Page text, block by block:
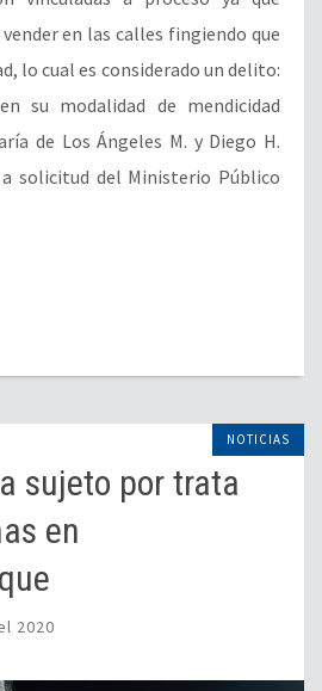
en las calles fingiendo que
lo cual es considerado un delito:
su modalidad de mendicidad
de Los Ángeles M. y Diego H.
solicitud del Ministerio Público
NOTICIAS
sujeto por trata
en
2020